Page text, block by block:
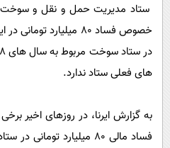
سلامت
سفر و تفریح
بین الملل
علمی
اخبار
گوناگون
سرگرمی
فیلم
ستاد مدیریت حمل و نقل و سوخت
خصوص فساد 80 میلیارد
های فعلی ستاد ندارد.
به گزارش ایرنا، در روزهای اخیر
فساد مالی 80 میلیارد